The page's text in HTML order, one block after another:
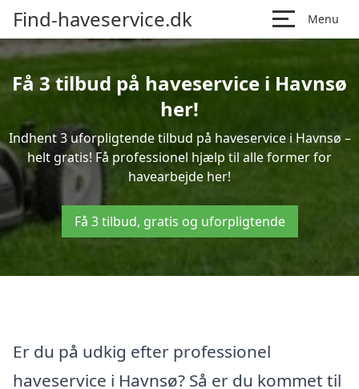
Find-haveservice.dk Menu
Få 3 tilbud på haveservice i Havnsø
her!
Indhent 3 uforpligtende tilbud på haveservice i Havnsø –
helt gratis! Få professionel hjælp til alle former for
havearbejde her!
Få 3 tilbud, gratis og uforpligtende
Er du på udkig efter professionel
haveservice i Havnsø? Så er du kommet til